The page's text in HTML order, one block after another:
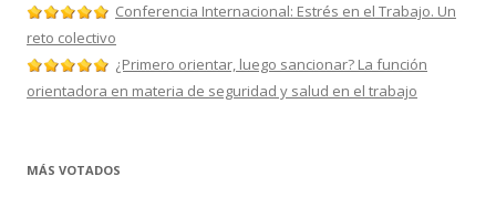
Conferencia Internacional: Estrés en el Trabajo. Un
reto colectivo
¿Primero orientar, luego sancionar? La función
orientadora en materia de seguridad y salud en el trabajo
MÁS VOTADOS